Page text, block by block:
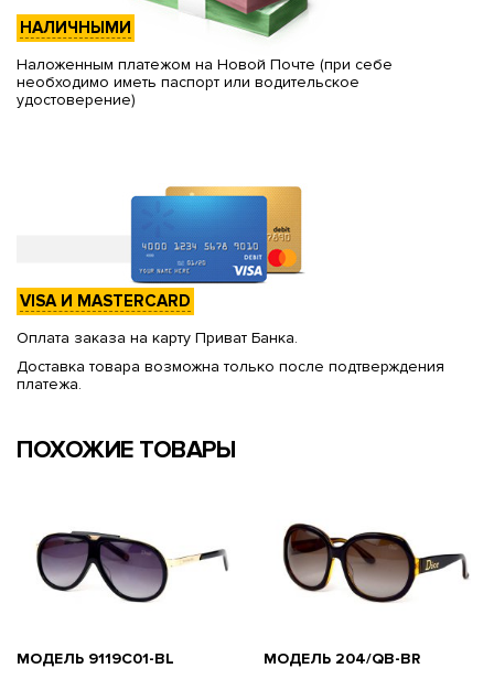
НАЛИЧНЫМИ
Наложенным платежом на Новой Почте (при себе
необходимо иметь паспорт или водительское
удостоверение)
VISA И MASTERCARD
Оплата заказа на карту Приват Банка.
Доставка товара возможна только после подтверждения
платежа.
ПОХОЖИЕ ТОВАРЫ
МОДЕЛЬ 9119С01-BL МОДЕЛЬ 204/QB-BR